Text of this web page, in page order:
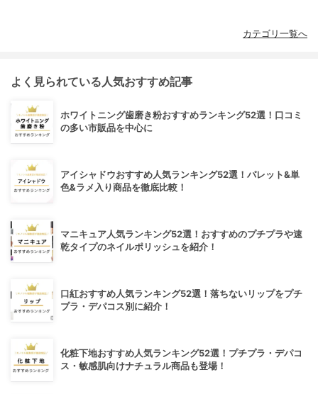
カテゴリ一覧へ
よく見られている人気おすすめ記事
ホワイトニング歯磨き粉おすすめランキング52選！口コミ
の多い市販品を中心に
アイシャドウおすすめ人気ランキング52選！パレット&単
色&ラメ入り商品を徹底比較！
マニキュア人気ランキング52選！おすすめのプチプラや速
乾タイプのネイルポリッシュを紹介！
口紅おすすめ人気ランキング52選！落ちないリップをプチ
プラ・デパコス別に紹介！
化粧下地おすすめ人気ランキング52選！プチプラ・デパコ
ス・敏感肌向けナチュラル商品も登場！